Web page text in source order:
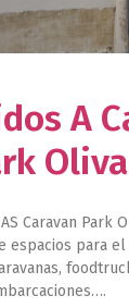
A
Oliva
Caravan Park
espacios para el